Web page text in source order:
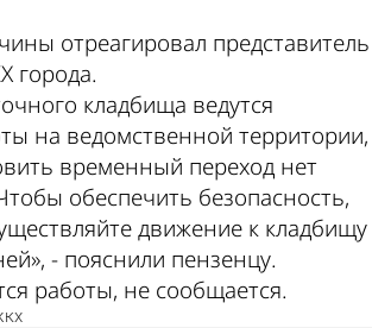
отреагировал представитель
города.
кладбища ведутся
на ведомственной территории,
временный переход нет
обеспечить безопасность,
движение к кладбищу
- пояснили пензенцу.
работы, не сообщается.